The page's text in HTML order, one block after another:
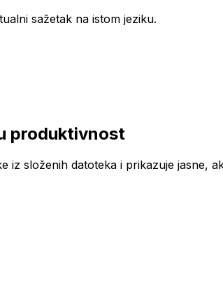
sažetak na istom jeziku.
produktivnost
složenih datoteka i prikazuje jasne,